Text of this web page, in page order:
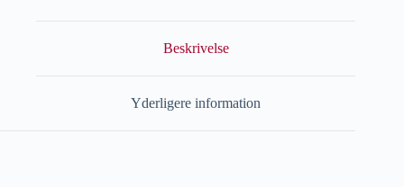
Beskrivelse
Yderligere information